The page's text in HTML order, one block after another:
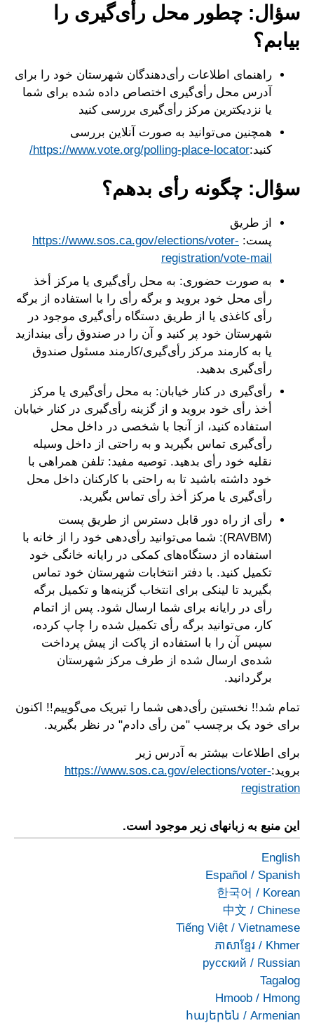
سؤال: چطور محل رأی‌گیری را
بیابم؟
راهنمای اطلاعات رأی‌دهندگان شهرستان خود را برای
آدرس محل رأی‌گیری اختصاص داده شده برای شما
یا نزدیکترین مرکز رأی‌گیری بررسی کنید
همچنین می‌توانید به صورت آنلاین بررسی
کنید:https://www.vote.org/polling-place-locator/
سؤال: چگونه رأی بدهم؟
از طریق
پست: https://www.sos.ca.gov/elections/voter-
registration/vote-mail
به صورت حضوری: به محل رأی‌گیری یا مرکز أخذ
رأی محل خود بروید و برگه رأی را با استفاده از برگه
رأی کاغذی یا از طریق دستگاه رأی‌گیری موجود در
شهرستان خود پر کنید و آن را در صندوق رأی بیندازید
یا به کارمند مرکز رأی‌گیری/کارمند مسئول صندوق
رأی‌گیری بدهید.
رأی‌گیری در کنار خیابان: به محل رأی‌گیری یا مرکز
أخذ رأی خود بروید و از گزینه رأی‌گیری در کنار خیابان
استفاده کنید، از آنجا با شخصی در داخل محل
رأی‌گیری تماس بگیرید و به راحتی از داخل وسیله
نقلیه خود رأی بدهید. توصیه مفید: تلفن همراهی با
خود داشته باشید تا به راحتی با کارکنان داخل محل
رأی‌گیری یا مرکز أخذ رأی تماس بگیرید.
رأی از راه دور قابل دسترس از طریق پست
(RAVBM): شما می‌توانید رأی‌دهی خود را از خانه با
استفاده از دستگاه‌های کمکی در رایانه خانگی خود
تکمیل کنید. با دفتر انتخابات شهرستان خود تماس
بگیرید تا لینکی برای انتخاب گزینه‌ها و تکمیل برگه
رأی در رایانه برای شما ارسال ‌شود. پس از اتمام
کار، می‌توانید برگه رأی تکمیل شده را چاپ کرده،
سپس آن را با استفاده از پاکت از پیش پرداخت
شده‌ی ارسال شده از طرف مرکز شهرستان
برگردانید.
تمام شد!! نخستین رأی‌دهی شما را تبریک می‌گوییم!! اکنون
برای خود یک برچسب "من رأی دادم" در نظر بگیرید.
برای اطلاعات بیشتر به آدرس زیر
بروید:https://www.sos.ca.gov/elections/voter-
registration
این منبع به زبانهای زیر موجود است.
English
Spanish
/
Español
Korean
/
한국어
Chinese
/
中文
Vietnamese
/
Tiếng Việt
Khmer
/
ភាសាខ្មែរ
Russian
/
русский
Tagalog
Hmong
/
Hmoob
Armenian
/
հայերեն